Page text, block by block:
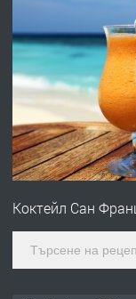
ПРЕДЛАГА
ПРЕДЛАГА
Коктейл Сан